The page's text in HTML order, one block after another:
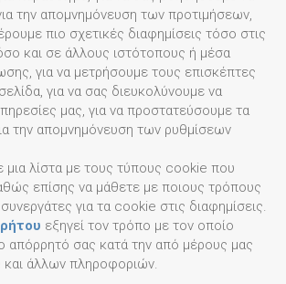
την απομνημόνευση των προτιμήσεων,
πιο σχετικές διαφημίσεις τόσο στις
και σε άλλους ιστότοπους ή μέσα
για να μετρήσουμε τους επισκέπτες
για να σας διευκολύνουμε να
μας, για να προστατεύσουμε τα
την απομνημόνευση των ρυθμίσεων
μια λίστα με τους τύπους cookie που
επίσης να μάθετε με ποιους τρόπους
για τα cookie στις διαφημίσεις.
εξηγεί τον τρόπο με τον οποίο
απόρρητό σας κατά την από μέρους μας
άλλων πληροφοριών.